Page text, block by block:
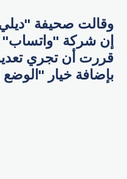
وقالت صحيفة "ديلي
إن شركة "واتساب"
قررت أن تجري
بإضافة خيار "الوضع